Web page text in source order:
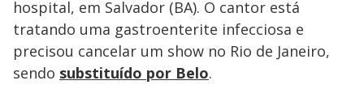
hospital, em Salvador (BA). O cantor está
tratando uma gastroenterite infecciosa e
precisou cancelar um show no Rio de Janeiro,
sendo substituído por Belo.